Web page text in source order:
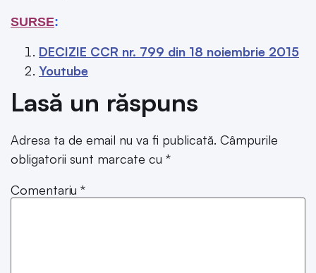
SURSE:
DECIZIE CCR nr. 799 din 18 noiembrie 2015
Youtube
Lasă un răspuns
Adresa ta de email nu va fi publicată. Câmpurile
obligatorii sunt marcate cu *
Comentariu *